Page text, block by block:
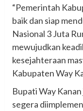
“Pemerintah
baik dan siap
Nasional 3 Juta
mewujudkan
kesejahteraan
Kabupaten Way
Bupati Way
segera